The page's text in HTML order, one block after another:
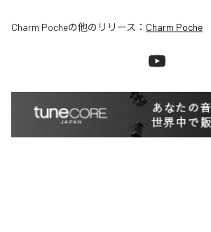
Charm Pocheの他のリリース： Charm Poche